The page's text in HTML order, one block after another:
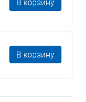
В корзину
В корзину